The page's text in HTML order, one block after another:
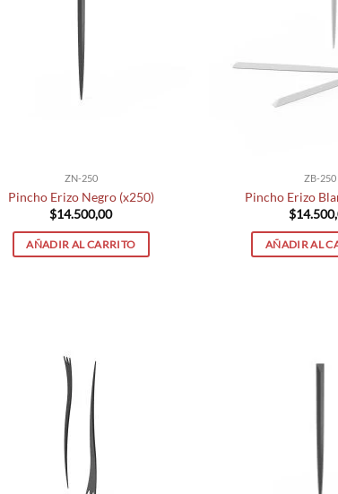
ZN-250
Pincho Erizo Negro (x250)
$14.500,00
AÑADIR AL CARRITO
ZB-250
Pincho Erizo
$
AÑADIR AL